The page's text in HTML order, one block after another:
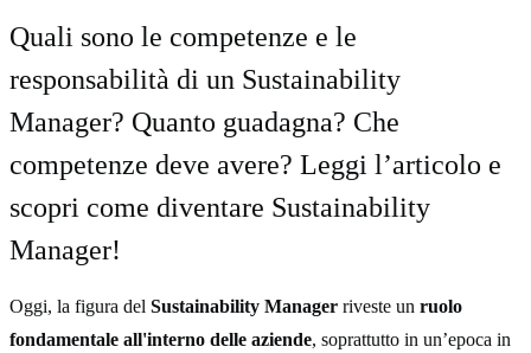
Quali sono le competenze e le
responsabilità di un Sustainability
Manager? Quanto guadagna? Che
competenze deve avere? Leggi l’articolo e
scopri come diventare Sustainability
Manager!
Oggi, la figura del Sustainability Manager riveste un ruolo
fondamentale all'interno delle aziende, soprattutto in un’epoca in